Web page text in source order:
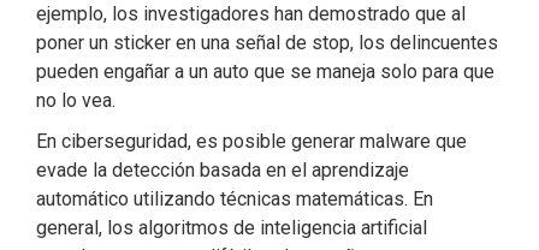
ejemplo, los investigadores han demostrado que al
poner un sticker en una señal de stop, los delincuentes
pueden engañar a un auto que se maneja solo para que
no lo vea.
En ciberseguridad, es posible generar malware que
evade la detección basada en el aprendizaje
automático utilizando técnicas matemáticas. En
general, los algoritmos de inteligencia artificial